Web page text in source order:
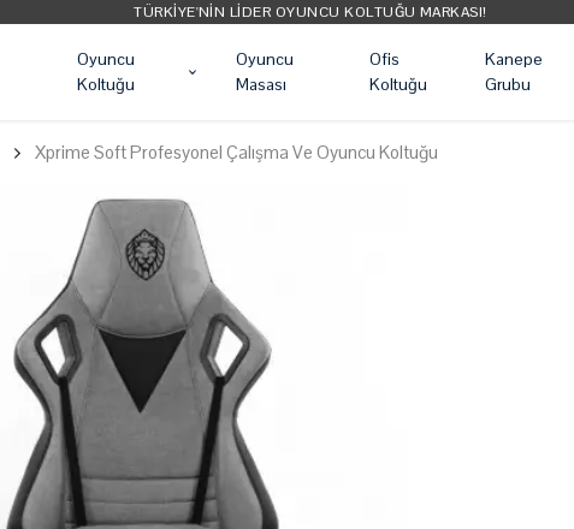
TÜRKIYE'NIN LIDER OYUNCU KOLTUĞU MARKASI!
Oyuncu
Koltuğu
Oyuncu
Masası
Ofis
Koltuğu
Kanepe
Grubu
Xprime Soft Profesyonel Çalışma Ve Oyuncu Koltuğu